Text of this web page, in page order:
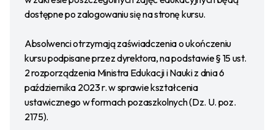
dostępne po zalogowaniu się na stronę kursu.
Absolwenci otrzymają zaświadczenia o ukończeniu
kursu podpisane przez dyrektora, na podstawie § 15 ust.
2 rozporządzenia Ministra Edukacji i Nauki z dnia 6
października 2023 r. w sprawie kształcenia
ustawicznego w formach pozaszkolnych (Dz. U. poz.
2175).